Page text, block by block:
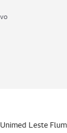
Unimed Leste